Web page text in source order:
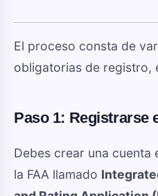
El proceso consta de
obligatorias de registro,
Paso 1: Registrarse
Debes crear una cuenta
la FAA llamado